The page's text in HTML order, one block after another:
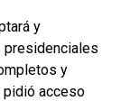
y
presidenciales
y
pidió acceso